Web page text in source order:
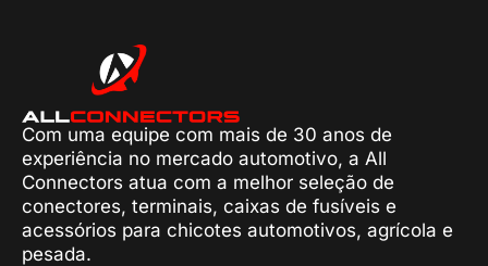
Com uma equipe com mais de 30 anos de
experiência no mercado automotivo, a All
Connectors atua com a melhor seleção de
conectores, terminais, caixas de fusíveis e
acessórios para chicotes automotivos, agrícola e
pesada.